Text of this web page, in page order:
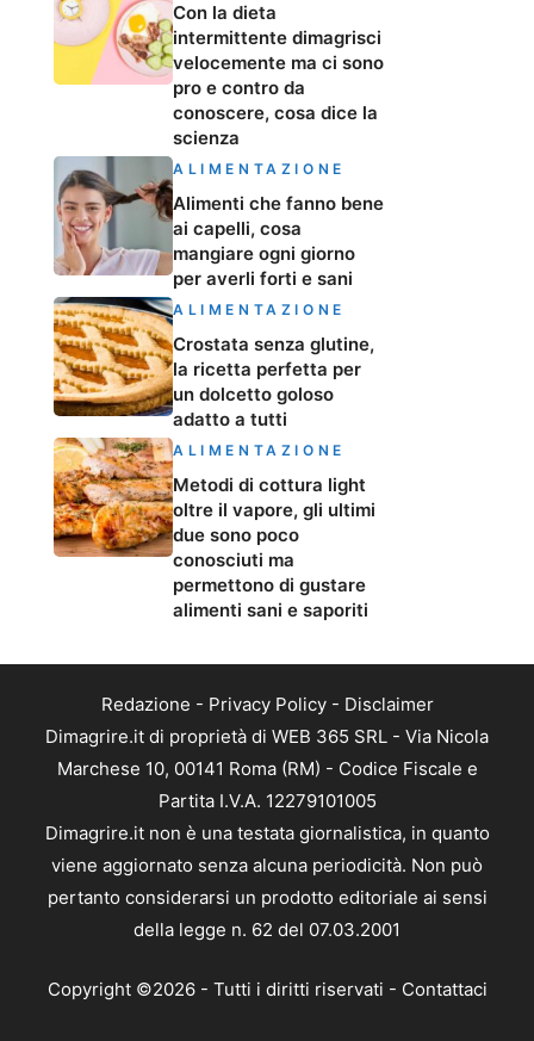
Con la dieta
intermittente dimagrisci
velocemente ma ci sono
pro e contro da
conoscere, cosa dice la
scienza
ALIMENTAZIONE
Alimenti che fanno bene
ai capelli, cosa
mangiare ogni giorno
per averli forti e sani
ALIMENTAZIONE
Crostata senza glutine,
la ricetta perfetta per
un dolcetto goloso
adatto a tutti
ALIMENTAZIONE
Metodi di cottura light
oltre il vapore, gli ultimi
due sono poco
conosciuti ma
permettono di gustare
alimenti sani e saporiti
Redazione - Privacy Policy- Disclaimer
Dimagrire.it di proprietà di WEB 365 SRL - Via Nicola
Marchese 10, 00141 Roma (RM) - Codice Fiscale e
Partita I.V.A. 12279101005
Dimagrire.it non è una testata giornalistica, in quanto
viene aggiornato senza alcuna periodicità. Non può
pertanto considerarsi un prodotto editoriale ai sensi
della legge n. 62 del 07.03.2001
Copyright ©2026 - Tutti i diritti riservati - Contattaci